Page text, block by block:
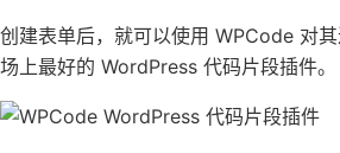
创建表单后，就可以使用 WPCode 对
场上最好的 WordPress 代码片段插件。